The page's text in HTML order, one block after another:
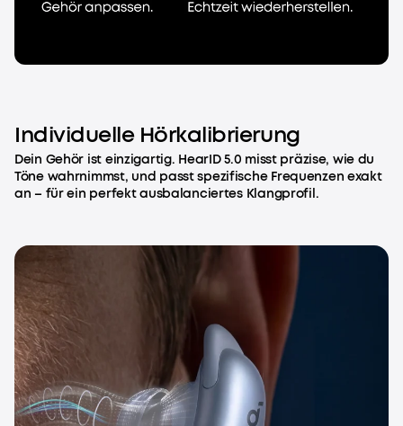
Individuelle Hörkalibrierung
Dein Gehör ist einzigartig. HearID 5.0 misst präzise, wie du
Töne wahrnimmst, und passt spezifische Frequenzen exakt
an – für ein perfekt ausbalanciertes Klangprofil.